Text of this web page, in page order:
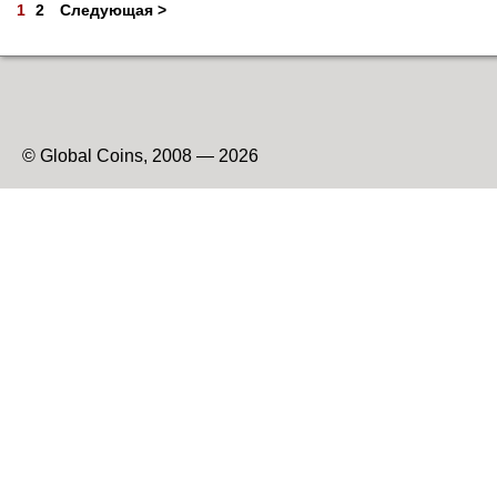
1 2 Следующая >
© Global Coins, 2008 — 2026